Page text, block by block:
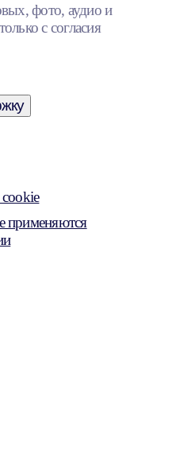
фото, аудио и
с согласия
применяются